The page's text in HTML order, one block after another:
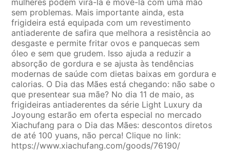
sem problemas. Mais importante ainda, esta
frigideira está equipada com um revestimento
antiaderente de safira que melhora a resistência ao
desgaste e permite fritar ovos e panquecas sem
óleo e sem que grudem. Isso ajuda a reduzir a
absorção de gordura e se ajusta às tendências
modernas de saúde com dietas baixas em gordura e
calorias. O Dia das Mães está chegando: não sabe o
que presentear sua mãe? No dia 11 de maio, as
frigideiras antiaderentes da série Light Luxury da
Joyoung estarão em oferta especial no mercado
Xiachufang para o Dia das Mães: descontos diretos
de até 100 yuans, não perca! Clique no link:
https://www.xiachufang.com/goods/76190/